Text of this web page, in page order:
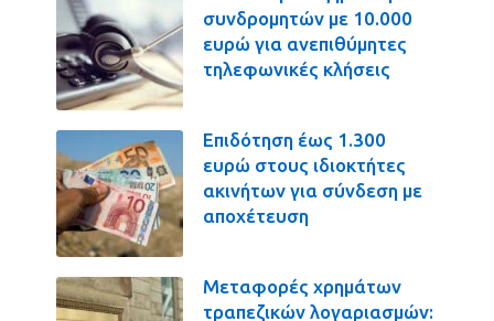
συνδρομητών με 10.000
ευρώ για ανεπιθύμητες
τηλεφωνικές κλήσεις
Επιδότηση έως 1.300
ευρώ στους ιδιοκτήτες
ακινήτων για σύνδεση με
αποχέτευση
Μεταφορές χρημάτων
τραπεζικών λογαριασμών: